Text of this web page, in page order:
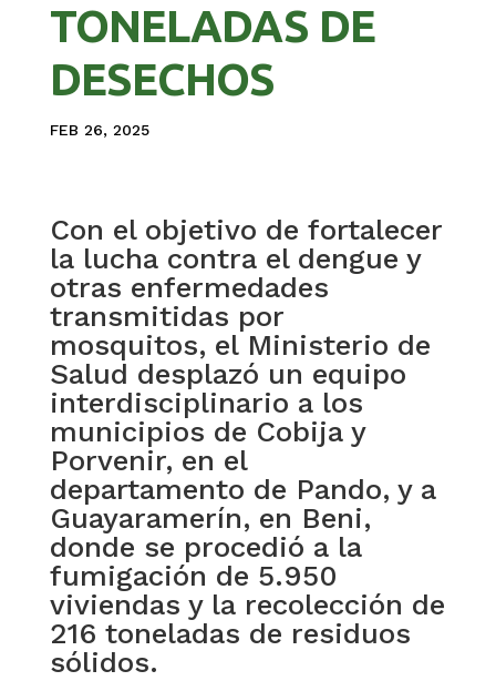
TONELADAS DE
DESECHOS
FEB 26, 2025
Con el objetivo de fortalecer
la lucha contra el dengue y
otras enfermedades
transmitidas por
mosquitos, el Ministerio de
Salud desplazó un equipo
interdisciplinario a los
municipios de Cobija y
Porvenir, en el
departamento de Pando, y a
Guayaramerín, en Beni,
donde se procedió a la
fumigación de 5.950
viviendas y la recolección de
216 toneladas de residuos
sólidos.